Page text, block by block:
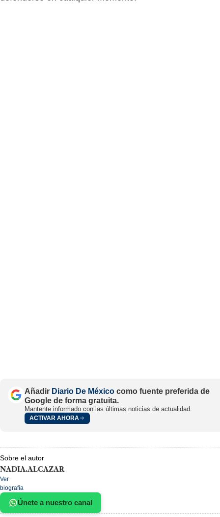
Añadir Diario De México como fuente preferida de
Google de forma gratuita.
Mantente informado con las últimas noticias de actualidad.
ACTIVAR AHORA
Sobre el autor
NADIA.ALCAZAR
Ver
biografía
Únete a nuestro canal